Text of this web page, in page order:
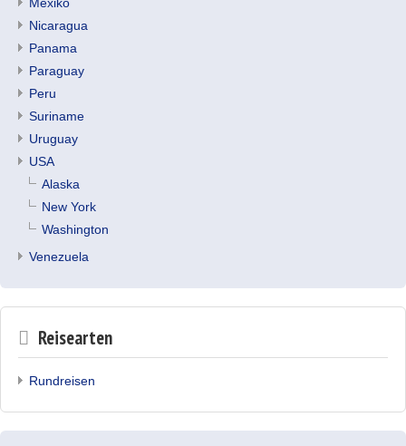
Nicaragua
Panama
Paraguay
Peru
Suriname
Uruguay
USA
Alaska
New York
Washington
Venezuela
Reisearten
Rundreisen